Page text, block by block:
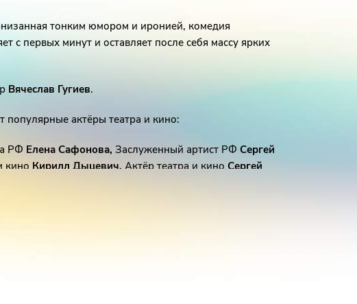
тонким юмором и иронией, комедия
с первых минут и оставляет после себя массу ярких
Вячеслав Гугиев.
популярные актёры театра и кино:
РФ Елена Сафонова, Заслуженный артист РФ Сергей
кино Кирилл Дыцевич, Актёр театра и кино Сергей